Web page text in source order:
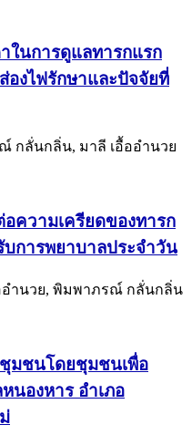
ในการดูแลทารกแรก
องไฟรักษาและปัจจัยที่
กลั่นกลิ่น, มาลี เอื้ออำนวย
ความเครียดของทารก
การพยาบาลประจำวัน
อำนวย, พิมพาภรณ์ กลั่นกลิ่น
มชนโดยชุมชนเพื่อ
องหาร อำเภอ